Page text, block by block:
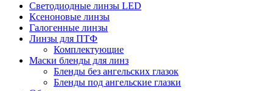
Светодиодные линзы LED
Ксеноновые линзы
Галогенные линзы
Линзы для ПТФ
Комплектующие
Маски бленды для линз
Бленды без ангельских глазок
Бленды под ангельские глазки